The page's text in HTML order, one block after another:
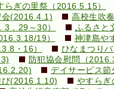
ぎの里祭（2016.5.15）
会(2016.4.1)
高校生吹
．29～30）
ふるさと
19）
神津島や
・16）
ひなまつり
防犯協会慰問（
デイサービス
び(2016.1.10)
やすら